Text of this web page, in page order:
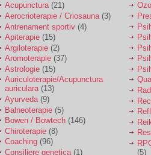
Ma aflu aici pentru ca
vreau sa stiu daca am
nevoie de un psiholog
sau psihiatru.
Sunt casatorita, am
31 de ani si un copil in
varsta de 2 ani care
mi-e lumina ochilor.
De ceva timp simt ca
mi s-a adunat
oboseala, o oboseala
cronica de care nu pot
scapa si simt ca din
cauza ei nu pot
Acupunctura(21)
Aerocrioterapie / Criosauna (3)
Antrenament sportiv (4)
Apiterapie (15)
Argiloterapie (2)
Aromoterapie (37)
Astrologie (15)
Auriculoterapie/Acupunctura
auriculara(13)
Ayurveda(9)
Balneoterapie (5)
Bowen / Bowtech (146)
Chiroterapie (8)
Coaching (96)
Consiliere genetica(1)
(5)